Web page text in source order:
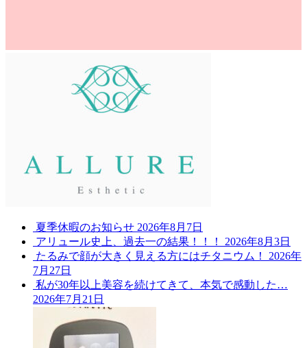
夏季休暇のお知らせ 2026年8月7日
アリュール史上、過去一の結果！！！
2026年8月3日
たるみで顔が大きく見える方にはチタニウム！
2026年
7月27日
私が30年以上美容を続けてきて、本気で感動した…
2026年7月21日